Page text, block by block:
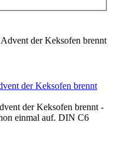
der Keksofen brennt
der Keksofen brennt -
einmal auf. DIN C6